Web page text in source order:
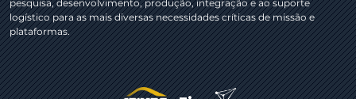
pesquisa, desenvolvimento, produção, integração e ao suporte
logístico para as mais diversas necessidades críticas de missão e
plataformas.